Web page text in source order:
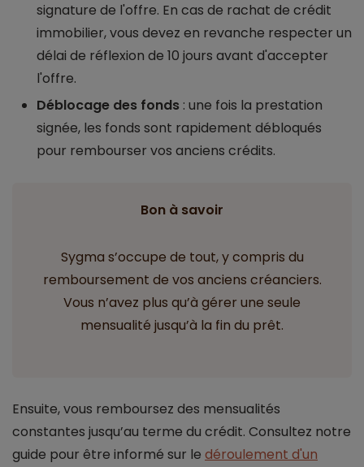
signature de l'offre. En cas de rachat de crédit
immobilier, vous devez en revanche respecter un
délai de réflexion de 10 jours avant d'accepter
l'offre.
Déblocage des fonds : une fois la prestation
signée, les fonds sont rapidement débloqués
pour rembourser vos anciens crédits.
Bon à savoir
Sygma s’occupe de tout, y compris du
remboursement de vos anciens créanciers.
Vous n’avez plus qu’à gérer une seule
mensualité jusqu’à la fin du prêt.
Ensuite, vous remboursez des mensualités
constantes jusqu’au terme du crédit. Consultez notre
guide pour être informé sur le déroulement d'un